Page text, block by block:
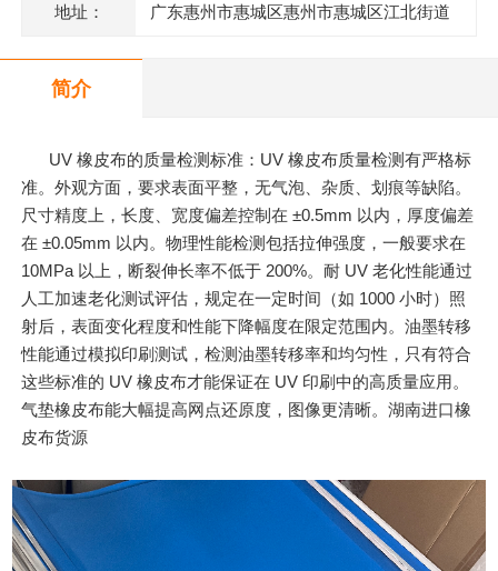
地址： 广东惠州市惠城区惠州市惠城区江北街道
简介
UV 橡皮布的质量检测标准：UV 橡皮布质量检测有严格标
准。外观方面，要求表面平整，无气泡、杂质、划痕等缺陷。
尺寸精度上，长度、宽度偏差控制在 ±0.5mm 以内，厚度偏差
在 ±0.05mm 以内。物理性能检测包括拉伸强度，一般要求在
10MPa 以上，断裂伸长率不低于 200%。耐 UV 老化性能通过
人工加速老化测试评估，规定在一定时间（如 1000 小时）照
射后，表面变化程度和性能下降幅度在限定范围内。油墨转移
性能通过模拟印刷测试，检测油墨转移率和均匀性，只有符合
这些标准的 UV 橡皮布才能保证在 UV 印刷中的高质量应用。
气垫橡皮布能大幅提高网点还原度，图像更清晰。湖南进口橡
皮布货源